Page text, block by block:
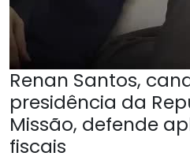
Renan Santos,
presidência da
Missão, defende
fiscais